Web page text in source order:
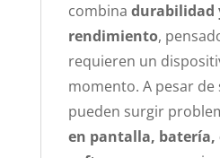
combina durabilidad
rendimiento,
requieren un
momento. A pesar de
pueden surgir
en pantalla, batería,